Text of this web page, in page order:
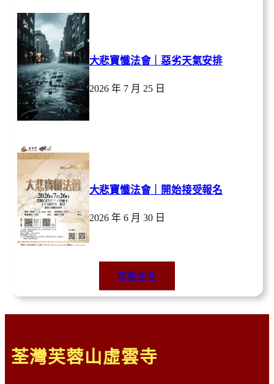
大悲寶懺法會｜惡劣天氣安排
2026 年 7 月 25 日
大悲寶懺法會｜開始接受報名
2026 年 6 月 30 日
查看更多
荃灣芙蓉山虛雲寺